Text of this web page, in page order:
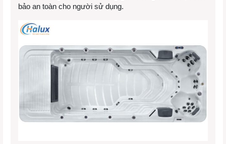
bảo an toàn cho người sử dụng.